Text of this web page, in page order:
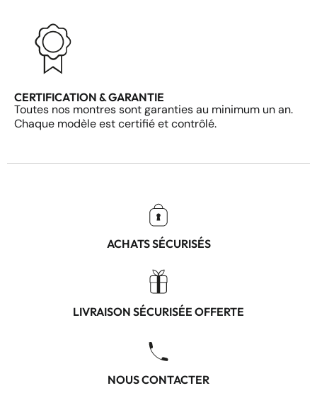
CERTIFICATION & GARANTIE
Toutes nos montres sont garanties au minimum un an.
Chaque modèle est certifié et contrôlé.
ACHATS SÉCURISÉS
LIVRAISON SÉCURISÉE OFFERTE
NOUS CONTACTER